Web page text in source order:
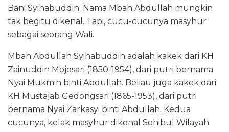
Bani Syihabuddin. Nama Mbah Abdullah mungkin
tak begitu dikenal. Tapi, cucu-cucunya masyhur
sebagai seorang Wali.
Mbah Abdullah Syihabuddin adalah kakek dari KH
Zainuddin Mojosari (1850-1954), dari putri bernama
Nyai Mukmin binti Abdullah. Beliau juga kakek dari
KH Mustajab Gedongsari (1865-1953), dari putri
bernama Nyai Zarkasyi binti Abdullah. Kedua
cucunya, kelak masyhur dikenal Sohibul Wilayah